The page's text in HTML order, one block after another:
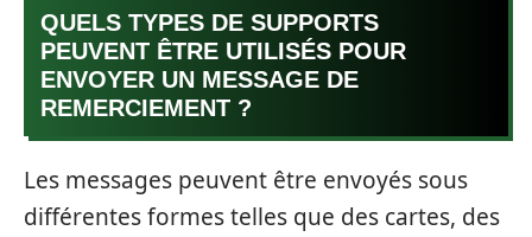
QUELS TYPES DE SUPPORTS
PEUVENT ÊTRE UTILISÉS POUR
ENVOYER UN MESSAGE DE
REMERCIEMENT ?
Les messages peuvent être envoyés sous
différentes formes telles que des cartes, des